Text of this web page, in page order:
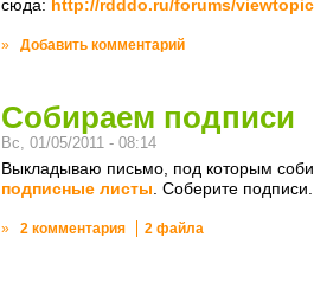
сюда: http://rdddo.ru/forums/
» Добавить комментарий
Собираем подписи
Вс, 01/05/2011 - 08:14
Выкладываю письмо, под которым
подписные листы. Соберите
» 2 комментария 2 файла